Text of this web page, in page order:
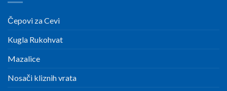
Čepovi za Cevi
Kugla Rukohvat
Mazalice
Nosači kliznih vrata